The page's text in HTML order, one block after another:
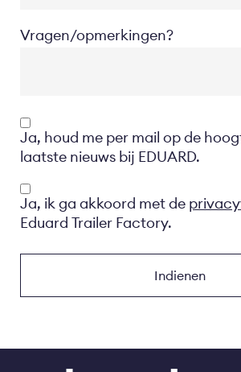
Vragen/opmerkingen?
Opt-
in
Ja, houd me per mail op de
laatste nieuws bij EDUARD.
Privacyverklaring
Ja, ik ga akkoord met de
Eduard Trailer Factory.